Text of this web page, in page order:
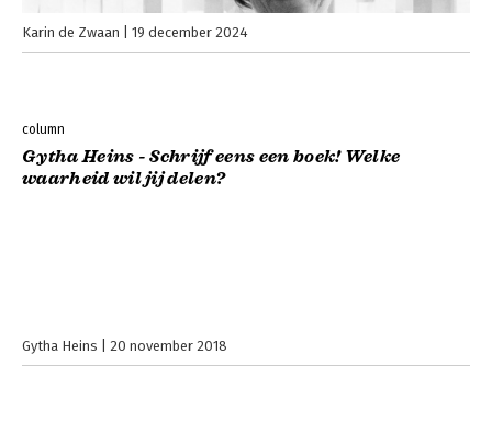
Karin de Zwaan 19 december 2024
column
Gytha Heins - Schrijf eens een boek! Welke
waarheid wil jij delen?
Gytha Heins 20 november 2018